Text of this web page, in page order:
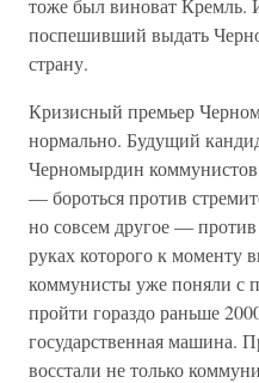
тоже был виноват Кремль.
поспешивший выдать
страну.
Кризисный премьер
нормально. Будущий
Черномырдин коммунистов
— бороться против
но совсем другое —
руках которого к моменту
коммунисты уже поняли с
пройти гораздо раньше
государственная машина.
восстали не только